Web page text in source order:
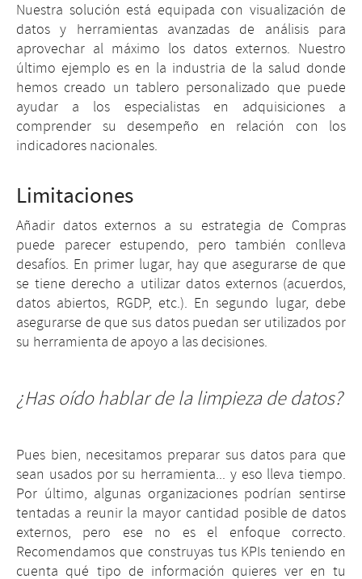
Nuestra solución está equipada con visualización de
datos y herramientas avanzadas de análisis para
aprovechar al máximo los datos externos. Nuestro
último ejemplo es en la industria de la salud donde
hemos creado un tablero personalizado que puede
ayudar a los especialistas en adquisiciones a
comprender su desempeño en relación con los
indicadores nacionales.
Limitaciones
Añadir datos externos a su estrategia de Compras
puede parecer estupendo, pero también conlleva
desafíos. En primer lugar, hay que asegurarse de que
se tiene derecho a utilizar datos externos (acuerdos,
datos abiertos, RGDP, etc.). En segundo lugar, debe
asegurarse de que sus datos puedan ser utilizados por
su herramienta de apoyo a las decisiones.
¿Has oído hablar de la limpieza de datos?
Pues bien, necesitamos preparar sus datos para que
sean usados por su herramienta... y eso lleva tiempo.
Por último, algunas organizaciones podrían sentirse
tentadas a reunir la mayor cantidad posible de datos
externos, pero ese no es el enfoque correcto.
Recomendamos que construyas tus KPIs teniendo en
cuenta qué tipo de información quieres ver en tu